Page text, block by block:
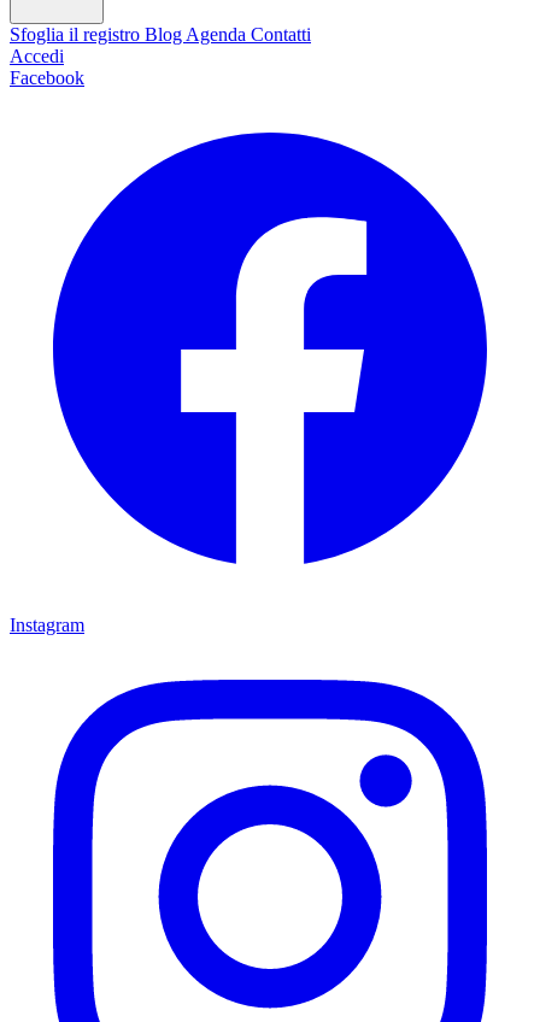
Sfoglia il registro Blog Agenda Contatti
Accedi
Facebook
Instagram